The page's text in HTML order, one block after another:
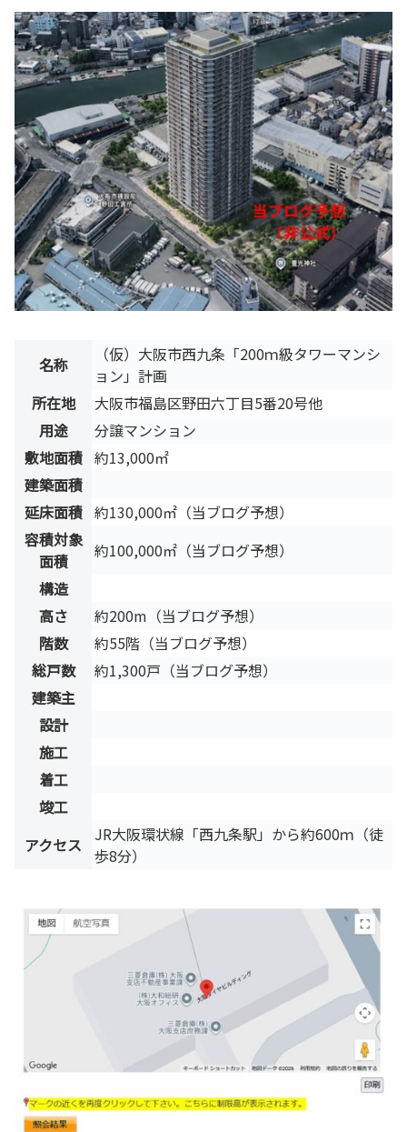
名称
（仮）大阪市西九条「200ｍ級タワーマンシ
ョン」計画
所在地
大阪市福島区野田六丁目5番20号他
用途
分譲マンション
敷地面積 約13,000㎡
建築面積
延床面積 約130,000㎡（当ブログ予想）
容積対象
面積
約100,000㎡（当ブログ予想）
構造
高さ
約200m（当ブログ予想）
階数
約55階（当ブログ予想）
総戸数
約1,300戸（当ブログ予想）
建築主
設計
施工
着工
竣工
アクセス
JR大阪環状線「西九条駅」から約600ｍ（徒
歩8分）